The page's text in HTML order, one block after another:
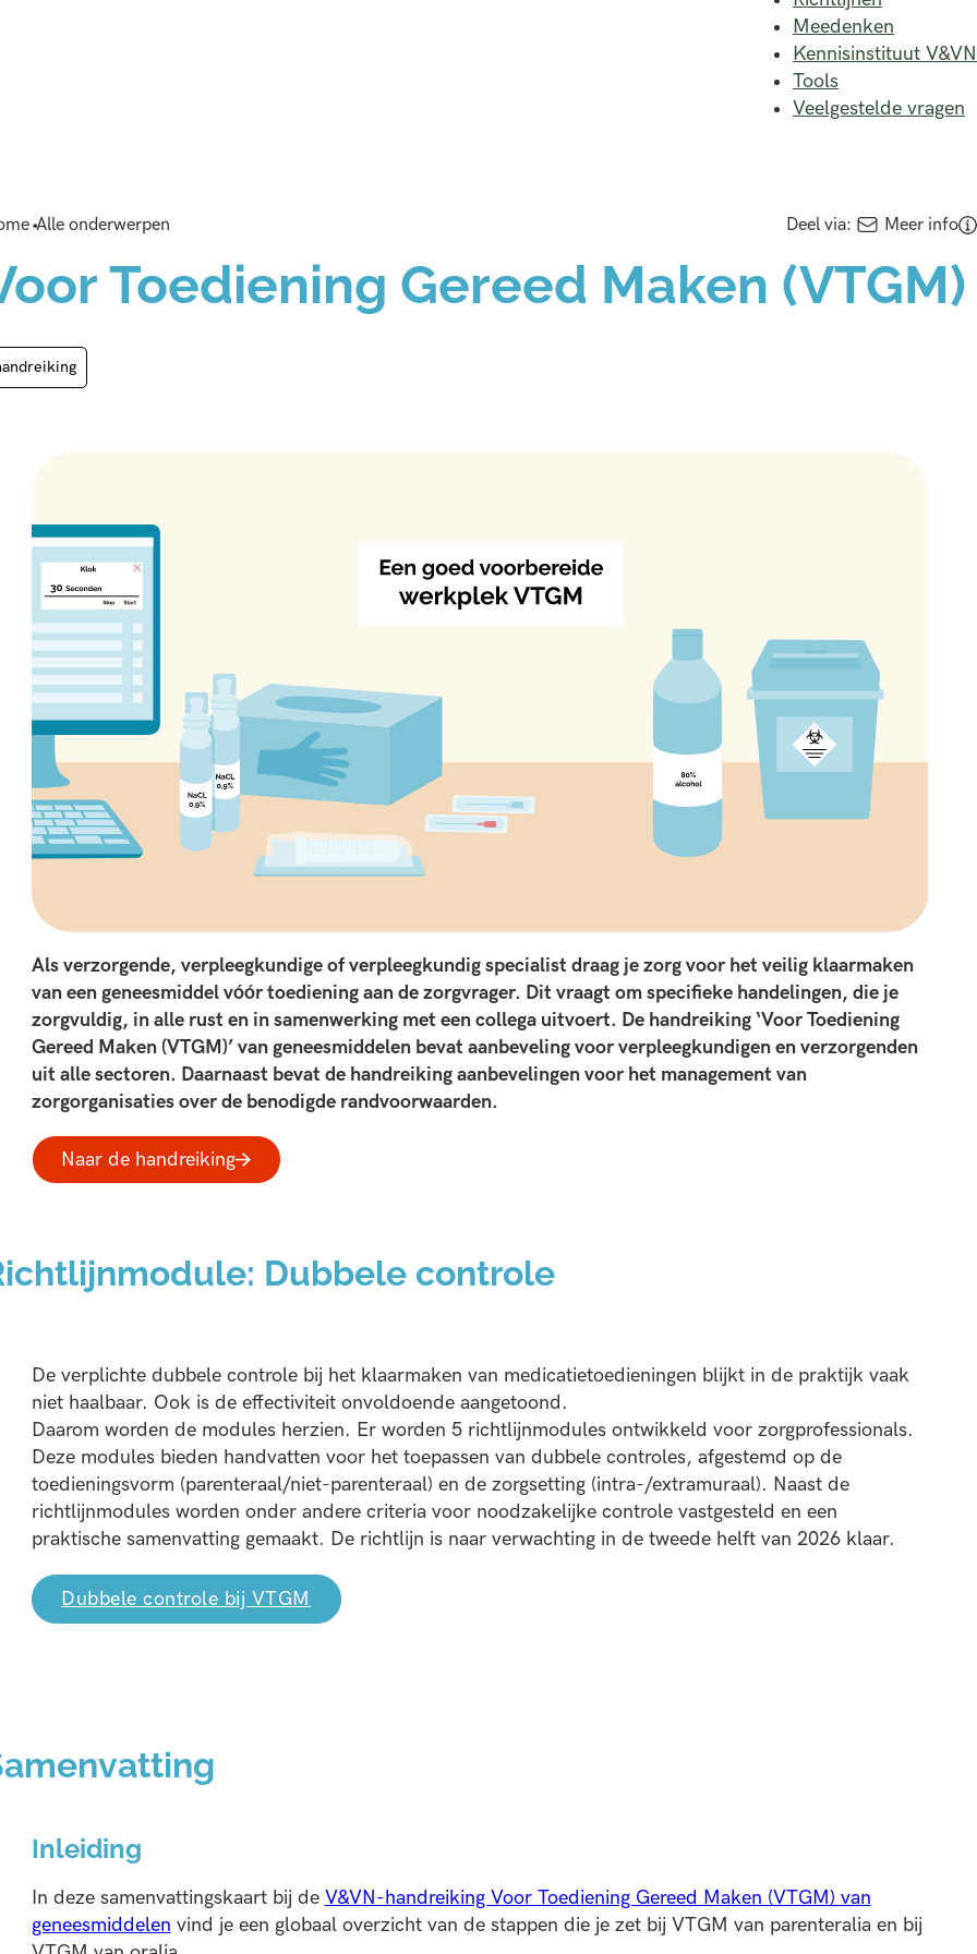
Meedenken
Kennisinstituut V&VN
Tools
Veelgestelde vragen
Alle onderwerpen Deel via: Meer info
Toediening Gereed Maken (VTGM)
Als verzorgende, verpleegkundige of verpleegkundig specialist draag je zorg voor het veilig klaarmaken
van een geneesmiddel vóór toediening aan de zorgvrager. Dit vraagt om specifieke handelingen, die je
zorgvuldig, in alle rust en in samenwerking met een collega uitvoert. De handreiking ‘Voor Toediening
Gereed Maken (VTGM)’ van geneesmiddelen bevat aanbeveling voor verpleegkundigen en verzorgenden
uit alle sectoren. Daarnaast bevat de handreiking aanbevelingen voor het management van
zorgorganisaties over de benodigde randvoorwaarden.
Naar de handreiking
Dubbele controle
De verplichte dubbele controle bij het klaarmaken van medicatietoedieningen blijkt in de praktijk vaak
niet haalbaar. Ook is de effectiviteit onvoldoende aangetoond.
Daarom worden de modules herzien. Er worden 5 richtlijnmodules ontwikkeld voor zorgprofessionals.
Deze modules bieden handvatten voor het toepassen van dubbele controles, afgestemd op de
toedieningsvorm (parenteraal/niet-parenteraal) en de zorgsetting (intra-/extramuraal). Naast de
richtlijnmodules worden onder andere criteria voor noodzakelijke controle vastgesteld en een
praktische samenvatting gemaakt. De richtlijn is naar verwachting in de tweede helft van 2026 klaar.
Dubbele controle bij VTGM
Inleiding
In deze samenvattingskaart bij de V&VN-handreiking Voor Toediening Gereed Maken (VTGM) van
geneesmiddelen vind je een globaal overzicht van de stappen die je zet bij VTGM van parenteralia en bij